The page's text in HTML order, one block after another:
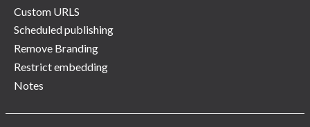
Custom URLS
Scheduled publishing
Remove Branding
Restrict embedding
Notes